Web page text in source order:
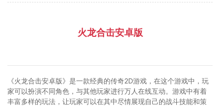
火龙合击安卓版
《火龙合击安卓版》是一款经典的传奇2D游戏，在这个游戏中，玩
家可以扮演不同角色，与其他玩家进行万人在线互动。游戏中有着
丰富多样的玩法，让玩家可以在其中尽情展现自己的战斗技能和策